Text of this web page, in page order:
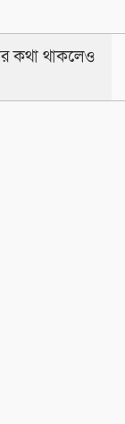
কথা থাকলেও